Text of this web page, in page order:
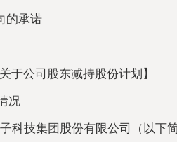
的承诺
于公司股东减持股份计划】
况
科技集团股份有限公司（以下